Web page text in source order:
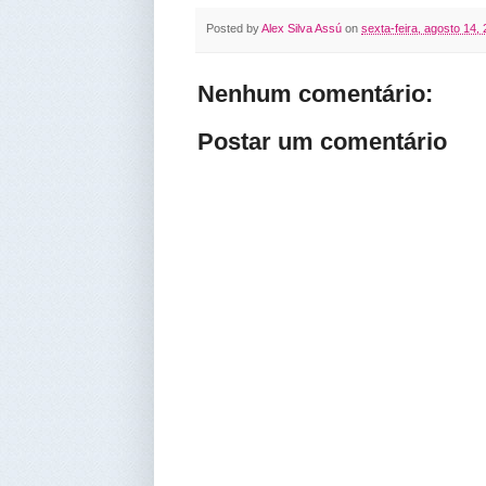
Posted byAlex Silva Assú on sexta-feira, agosto 14,
Nenhum comentário:
Postar um comentário